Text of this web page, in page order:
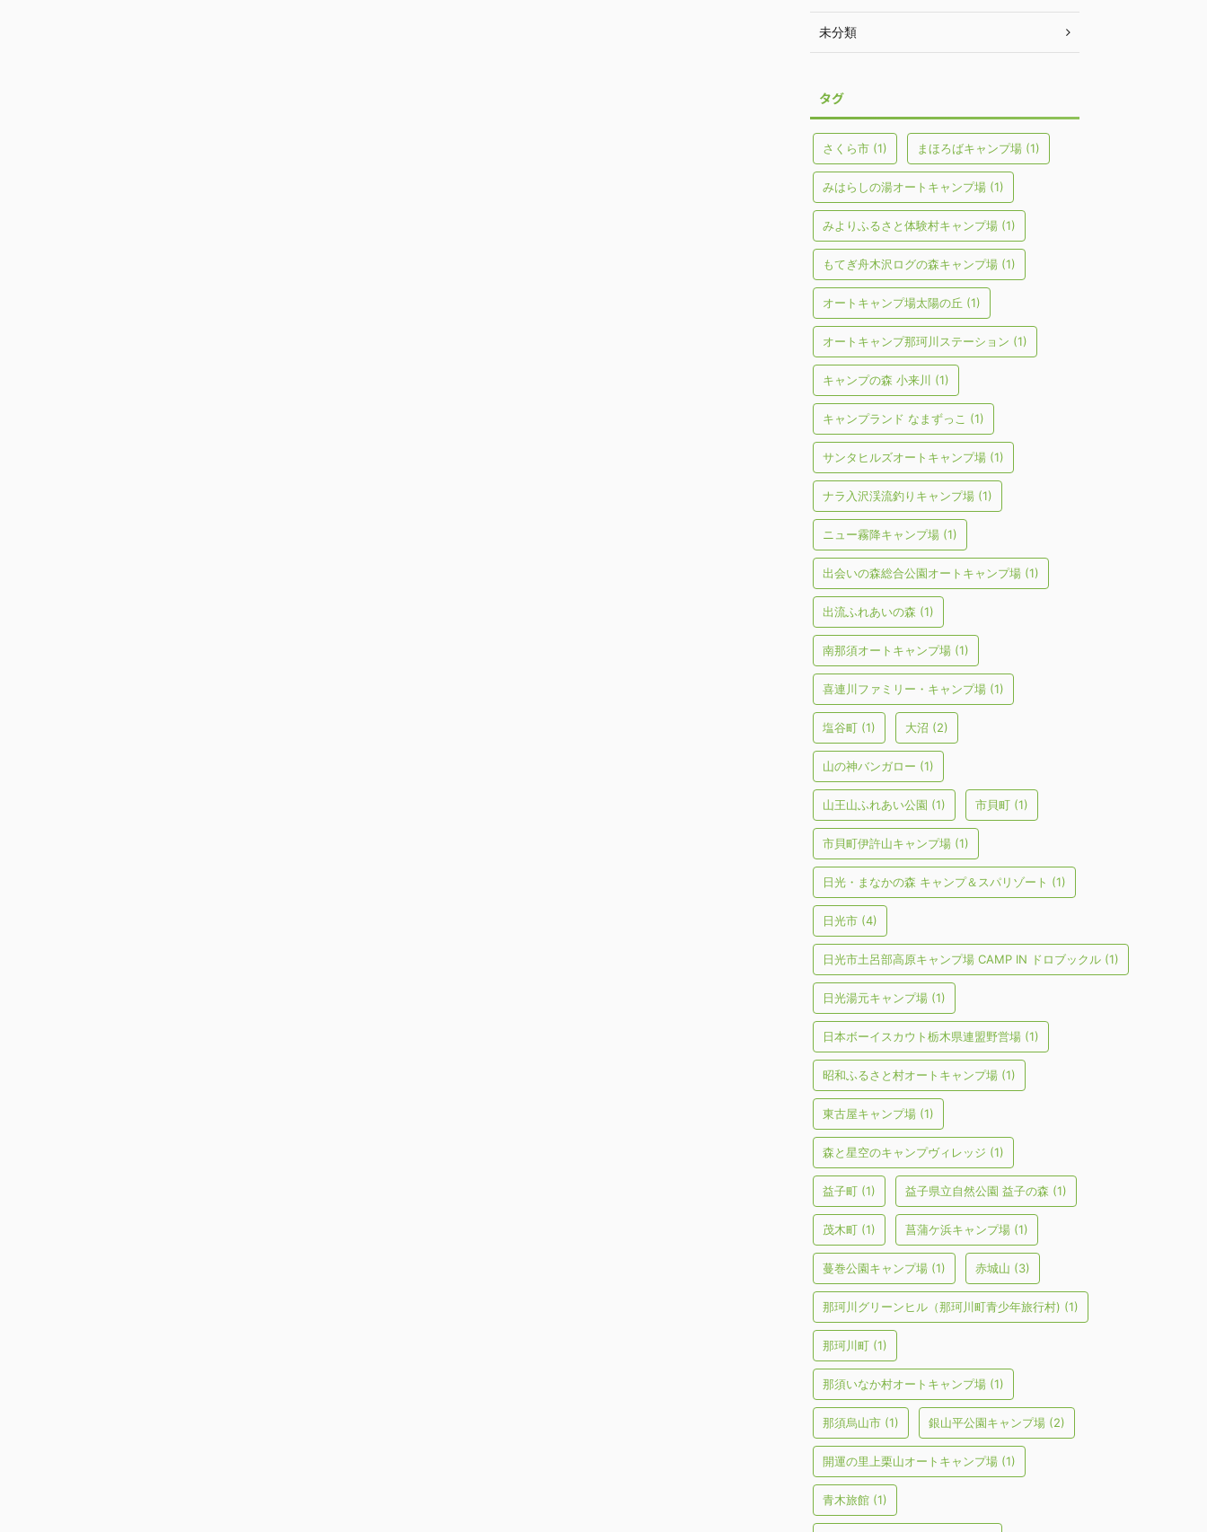
未分類
タグ
さくら市 (1) まほろばキャンプ場 (1)
みはらしの湯オートキャンプ場 (1)
みよりふるさと体験村キャンプ場 (1)
もてぎ舟木沢ログの森キャンプ場 (1)
オートキャンプ場太陽の丘 (1)
オートキャンプ那珂川ステーション (1)
キャンプの森 小来川 (1)
キャンプランド なまずっこ (1)
サンタヒルズオートキャンプ場 (1)
ナラ入沢渓流釣りキャンプ場 (1)
ニュー霧降キャンプ場 (1)
出会いの森総合公園オートキャンプ場 (1)
出流ふれあいの森 (1)
南那須オートキャンプ場 (1)
喜連川ファミリー・キャンプ場 (1)
塩谷町 (1) 大沼 (2)
山の神バンガロー (1)
山王山ふれあい公園 (1) 市貝町 (1)
市貝町伊許山キャンプ場 (1)
日光・まなかの森 キャンプ＆スパリゾート (1)
日光市 (4)
日光市土呂部高原キャンプ場 CAMP IN ドロブックル (1)
日光湯元キャンプ場 (1)
日本ボーイスカウト栃木県連盟野営場 (1)
昭和ふるさと村オートキャンプ場 (1)
東古屋キャンプ場 (1)
森と星空のキャンプヴィレッジ (1)
益子町 (1) 益子県立自然公園 益子の森 (1)
茂木町 (1) 菖蒲ケ浜キャンプ場 (1)
蔓巻公園キャンプ場 (1) 赤城山 (3)
那珂川グリーンヒル（那珂川町青少年旅行村) (1)
那珂川町 (1)
那須いなか村オートキャンプ場 (1)
那須烏山市 (1) 銀山平公園キャンプ場 (2)
開運の里上栗山オートキャンプ場 (1)
青木旅館 (1)